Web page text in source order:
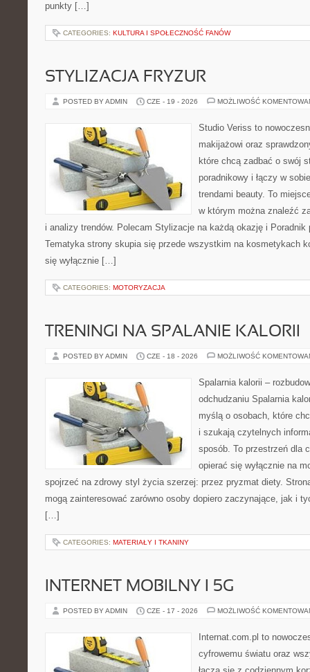
punkty […]
CATEGORIES: KULTURA I SPOŁECZNOŚĆ FANÓW
STYLIZACJA FRYZUR
POSTED BY ADMIN CZE - 19 - 2026 MOŻLIWOŚĆ
Studio Veriss to
makijażowi oraz
które chcą zadbać o swój
poradnikowy i łączy w
trendami beauty. To
w którym można znaleźć
i analizy trendów. Polecam Stylizacje na każdą okazję i
Tematyka strony skupia się przede wszystkim na kosmetykach
się wyłącznie […]
CATEGORIES: MOTORYZACJA
TRENINGI NA SPALANIE KALORII
POSTED BY ADMIN CZE - 18 - 2026 MOŻLIWOŚĆ
Spalarnia kalorii –
odchudzaniu Spalarnia
myślą o osobach, które
i szukają czytelnych
sposób. To przestrzeń dla
opierać się wyłącznie na
spojrzeć na zdrowy styl życia szerzej: przez pryzmat diety.
mogą zainteresować zarówno osoby dopiero zaczynające, jak i
[…]
CATEGORIES: MATERIAŁY I TKANINY
INTERNET MOBILNY I 5G
POSTED BY ADMIN CZE - 17 - 2026 MOŻLIWOŚĆ
Internat.com.pl to
cyfrowemu światu oraz